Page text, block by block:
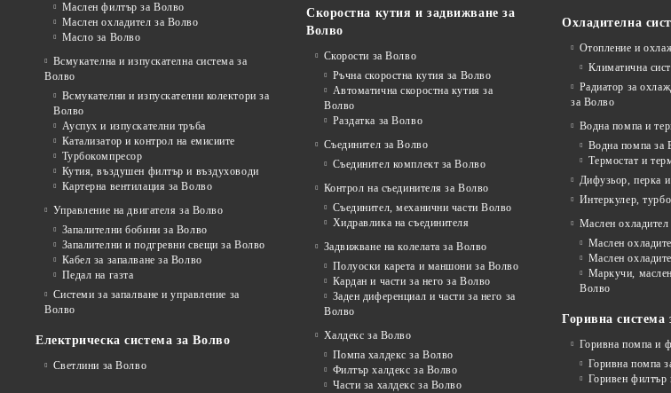
Маслен филтър за Волво
Маслен охладител за Волво
Масло за Волво
Всмукателна и изпускателна система за
Волво
Всмукателни и изпускателни колектори за
Волво
Ауспух и изпускателни тръба
Катализатор и контрол на емисиите
Турбокомпресор
Кутия, въздушен филтър и въздуховоди
Картерна вентилация за Волво
Управление на двигателя за Волво
Запалителни бобини за Волво
Запалителни и подгревни свещи за Волво
Кабел за запалване за Волво
Педал на газта
Системи за запалване и управление за
Волво
Електрическа система за Волво
Светлини за Волво
Скоростна кутия и задвижване за
Волво
Скорости за Волво
Ръчна скоростна кутия за Волво
Автоматична скоростна кутия за
Волво
Раздатка за Волво
Съединител за Волво
Съединител комплект за Волво
Контрол на съединителя за Волво
Съединител, механични части Волво
Хидравлика на съединителя
Задвижване на колелата за Волво
Полуоски карета и маншони за Волво
Кардан и части за него за Волво
Заден диференциал и части за него за
Волво
Халдекс за Волво
Помпа халдекс за Волво
Филтър халдекс за Волво
Части за халдекс за Волво
Охладителна
Отопление и
Климатична
Радиатор за
за Волво
Водна помпа и
Водна помпа за
Термостат и
Дифузьор, перка
Интеркулер,
Маслен
Маслен
Маслен
Маркучи,
Волво
Горивна система
Горивна помпа и
Горивна помпа
Горивен филтър